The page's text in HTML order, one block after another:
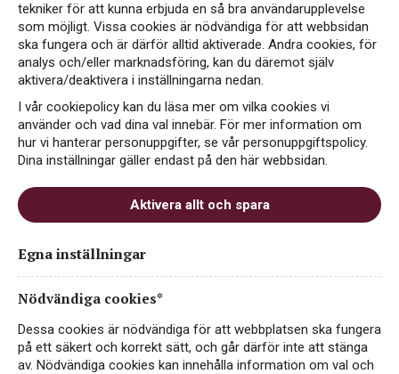
VITT VIN
FRANKRIKE, CÔTES-DU-RHÔNE
99 kr
PASSAR TILL
Vegetariskt
tekniker för att kunna erbjuda en så bra användarupplevelse
som möjligt. Vissa cookies är nödvändiga för att webbsidan
ska fungera och är därför alltid aktiverade. Andra cookies, för
analys och/eller marknadsföring, kan du däremot själv
aktivera/deaktivera i inställningarna nedan.
I vår cookiepolicy kan du läsa mer om vilka cookies vi
använder och vad dina val innebär. För mer information om
hur vi hanterar personuppgifter, se vår personuppgiftspolicy.
Dina inställningar gäller endast på den här webbsidan.
Aktivera allt och spara
Egna inställningar
Nödvändiga cookies*
Dessa cookies är nödvändiga för att webbplatsen ska fungera
på ett säkert och korrekt sätt, och går därför inte att stänga
av. Nödvändiga cookies kan innehålla information om val och